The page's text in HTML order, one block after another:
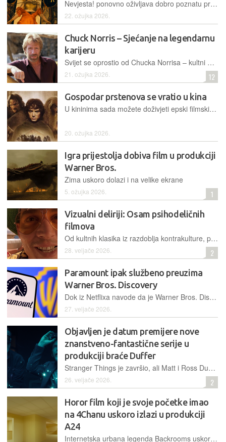
Nevjesta! ponovno oživljava dobro poznatu priču o zaljubljenim odmetnicima, ali se, kao i naslovna junakinja, spotiče o svoje brojne identitete
22. ožujka 2026.
Chuck Norris – Sjećanje na legendarnu
karijeru
Svijet se oprostio od Chucka Norrisa – kultni akcijski junak i majstor borilačkih vještina ostavio je neizbrisiv trag u svijetu filma i popularne kulture
21. ožujka 2026. 12
Gospodar prstenova se vratio u kina
U kininima sada možete doživjeti epski filmski maraton originalne produžene verzije Gospodara prstenova
20. ožujka 2026.
Igra prijestolja dobiva film u produkciji
Warner Bros.
Zima uskoro dolazi i na velike ekrane
5. ožujka 2026. 1
Vizualni deliriji: Osam psihodeličnih
filmova
Od kultnih klasika iz razdoblja kontrakulture, preko halucinantnih pustinjskih krajolika i upečatljive glazbe, sve do suvremenih vizualnih tripova, psihodelija na filmu uvijek pronalazi nove načine za pomicanje granica percepcije
28. veljače 2026. 2
Paramount ipak službeno preuzima
Warner Bros. Discovery
Dok iz Netflixa navode da je Warner Bros. Discovery prestao biti financijski privlačan, Warner Bros. već njavljuje stvaranje goleme vrijednosti za dioničare
27. veljače 2026.
Objavljen je datum premijere nove
znanstveno-fantastične serije u
produkciji braće Duffer
Stranger Things je završio, ali Matt i Ross Duffer se s novom serijom na Netflix vraćaju već ovog proljeća
26. veljače 2026. 2
Horor film koji je svoje početke imao
na 4Chanu uskoro izlazi u produkciji
A24
Internetska urbana legenda Backrooms uskoro dolazi na velike ekrane